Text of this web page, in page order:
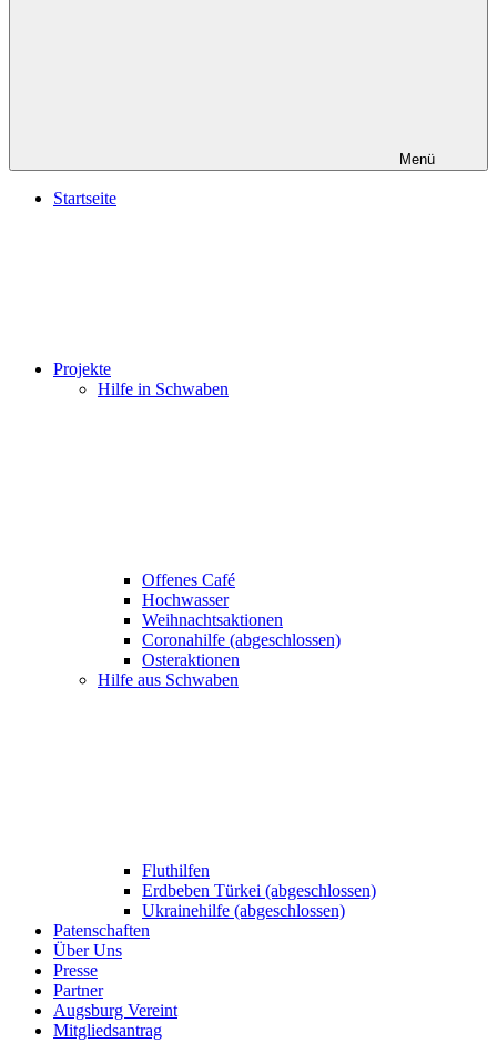
Menü
Startseite
Projekte
Hilfe in Schwaben
Offenes Café
Hochwasser
Weihnachtsaktionen
Coronahilfe (abgeschlossen)
Osteraktionen
Hilfe aus Schwaben
Fluthilfen
Erdbeben Türkei (abgeschlossen)
Ukrainehilfe (abgeschlossen)
Patenschaften
Über Uns
Presse
Partner
Augsburg Vereint
Mitgliedsantrag